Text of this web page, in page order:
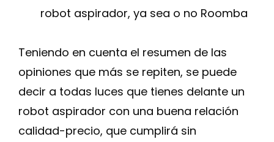
robot aspirador, ya sea o no Roomba
Teniendo en cuenta el resumen de las
opiniones que más se repiten, se puede
decir a todas luces que tienes delante un
robot aspirador con una buena relación
calidad-precio, que cumplirá sin